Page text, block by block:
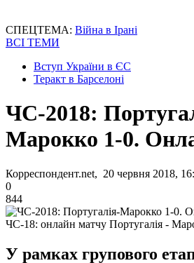
СПЕЦТЕМА: Війна в Ірані
ВСІ ТЕМИ
Вступ України в ЄС
Теракт в Барселоні
ЧС-2018:
Марокко 1-0.
Корреспондент.net, 20 червня 2018,
0
844
ЧС-18: онлайн матчу Португалія -
У рамках групового